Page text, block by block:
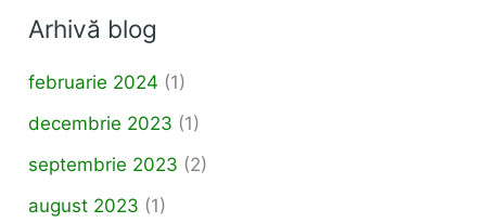
Arhivă blog
februarie 2024 (1)
decembrie 2023 (1)
septembrie 2023 (2)
august 2023 (1)